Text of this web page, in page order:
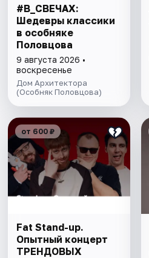
#В_СВЕЧАХ:
Шедевры классики
в особняке
Половцова
9 августа 2026 •
воскресенье
Дом Архитектора
(Особняк Половцова)
от 600 ₽
Fat Stand-up.
Опытный концерт
ТРЕНДОВЫХ